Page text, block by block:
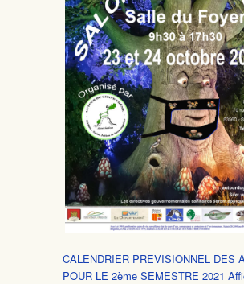
CALENDRIER PREVISIONNEL DES
POUR LE 2ème SEMESTRE 2021